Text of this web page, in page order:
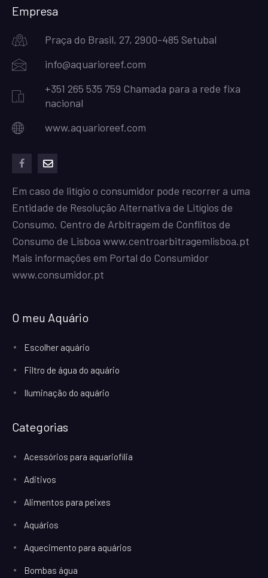
Empresa
Praça do Brasil, 27, 2900-485 Setubal
info@aquarioreef.com
+351 265 535 759 Chamada para a rede fixa
nacional
www.aquarioreef.com
Em caso de litígio o consumidor pode recorrer a uma
Entidade de Resolução Alternativa de Litígios de
Consumo. Centro de Arbitragem de Conflitos de
Consumo de Lisboa www.centroarbitragemlisboa.pt
Mais informações em Portal do Consumidor
www.consumidor.pt
O meu Aquário
Escolher aquário
Filtro de água do aquário
Iluminação do aquário
Categorias
Acessórios para aquariofilia
Aditivos
Alimentos para peixes
Aquários
Aquecimento para aquários
Bombas água